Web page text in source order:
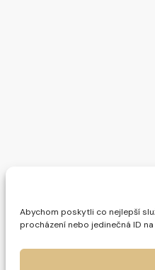
Abychom poskytli co nejlepší
procházení nebo jedinečná ID